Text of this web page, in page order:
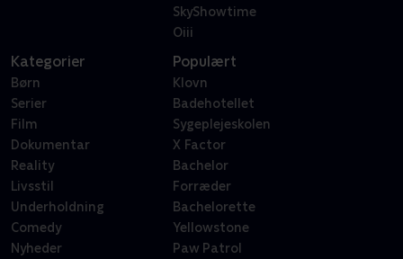
SkyShowtime
Oiii
Kategorier
Børn
Serier
Film
Dokumentar
Reality
Livsstil
Underholdning
Comedy
Nyheder
Populært
Klovn
Badehotellet
Sygeplejeskolen
X Factor
Bachelor
Forræder
Bachelorette
Yellowstone
Paw Patrol